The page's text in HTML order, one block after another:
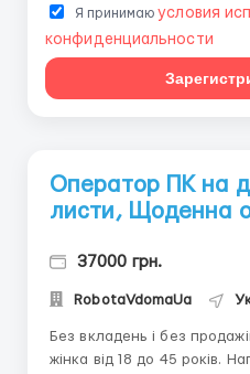
Я принимаюусловия
конфиденциальности
Оператор ПК на
листи, Щоденна
37000 грн.
RobotaVdomaUa
Без вкладень і без
жінка від 18 до 45 років. Написання коротких листів,